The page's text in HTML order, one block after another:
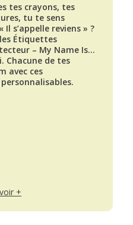
tes crayons, tes
tu te sens
s’appelle reviens » ?
Étiquettes
– My Name Is…
Chacune de tes
avec ces
+